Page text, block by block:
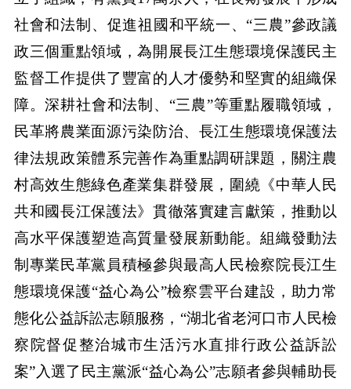
社會和法制、促進祖國和平統一、“三農”參政議
政三個重點領域，為開展長江生態環境保護民主
監督工作提供了豐富的人才優勢和堅實的組織保
障。深耕社會和法制、“三農”等重點履職領域，
民革將農業面源污染防治、長江生態環境保護法
律法規政策體系完善作為重點調研課題，關注農
村高效生態綠色產業集群發展，圍繞《中華人民
共和國長江保護法》貫徹落實建言獻策，推動以
高水平保護塑造高質量發展新動能。組織發動法
制專業民革黨員積極參與最高人民檢察院長江生
態環境保護“益心為公”檢察雲平台建設，助力常
態化公益訴訟志願服務，“湖北省老河口市人民檢
察院督促整治城市生活污水直排行政公益訴訟
案”入選了民主黨派“益心為公”志願者參與輔助長